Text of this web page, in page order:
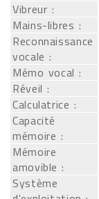
Vibreur :
Mains-libres :
Reconnaissance
vocale :
Mémo vocal :
Réveil :
Calculatrice :
Capacité
mémoire :
Mémoire
amovible :
Système